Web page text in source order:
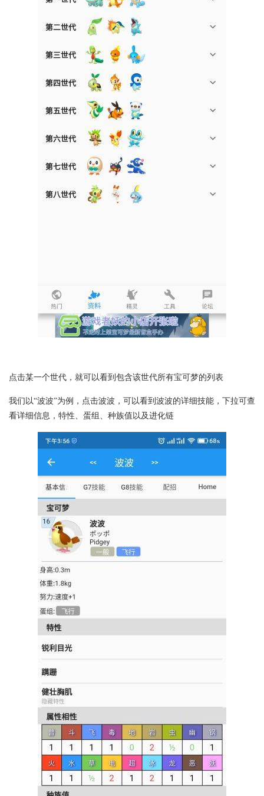
点击某一个世代，就可以看到包含该世代所有宝可梦的列表
我们以“波波”为例，点击波波，可以看到波波的详细技能，下拉可查
看详细信息，特性、蛋组、种族值以及进化链